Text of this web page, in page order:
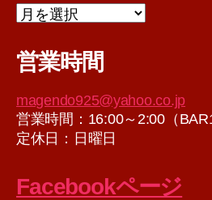
ア
ー
イ
営業時間
magendo925@yahoo.co.jp
営業時間：16:00～2:00（
定休日：日曜日
Facebookページ